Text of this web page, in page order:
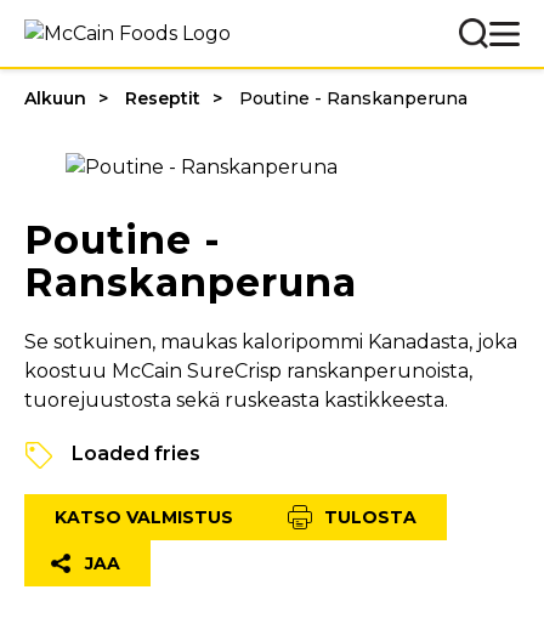
Alkuun Reseptit Poutine - Ranskanperuna
Poutine -
Ranskanperuna
Se sotkuinen, maukas kaloripommi Kanadasta, joka
koostuu McCain SureCrisp ranskanperunoista,
tuorejuustosta sekä ruskeasta kastikkeesta.
Loaded fries
KATSO VALMISTUS TULOSTA
JAA